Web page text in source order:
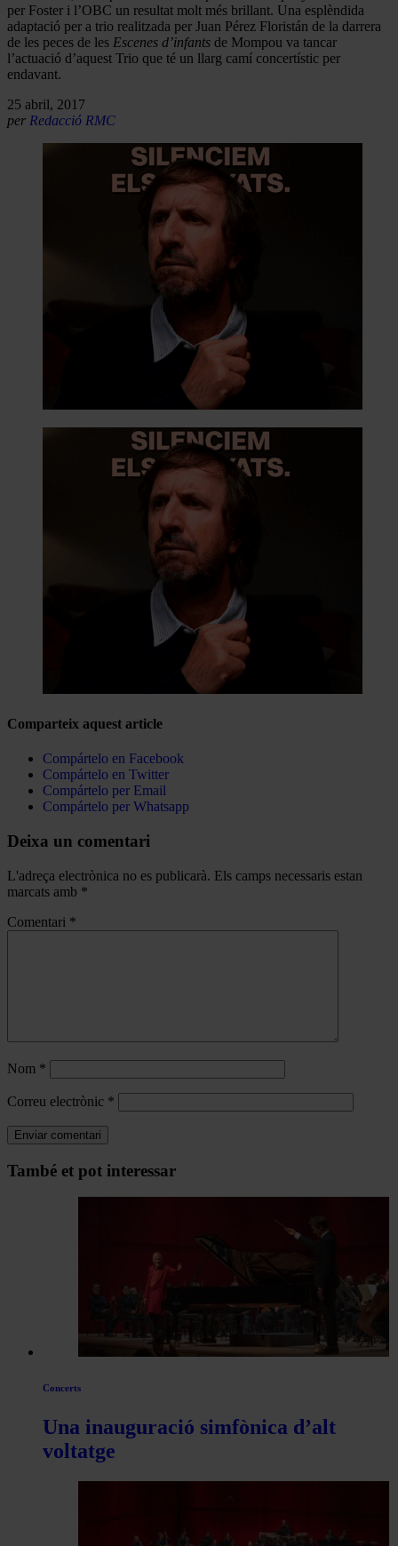
per Foster i l’OBC un resultat molt més brillant. Una esplèndida
adaptació per a trio realitzada per Juan Pérez Floristán de la darrera
de les peces de les Escenes d’infants de Mompou va tancar
l’actuació d’aquest Trio que té un llarg camí concertístic per
endavant.
25 abril, 2017
per Redacció RMC
Comparteix aquest article
Compártelo en Facebook
Compártelo en Twitter
Compártelo per Email
Compártelo per Whatsapp
Deixa un comentari
L'adreça electrònica no es publicarà. Els camps necessaris estan
marcats amb *
Comentari *
Nom *
Correu electrònic *
Navegar
També et pot interessar
Concerts
Una inauguració simfònica d’alt
voltatge